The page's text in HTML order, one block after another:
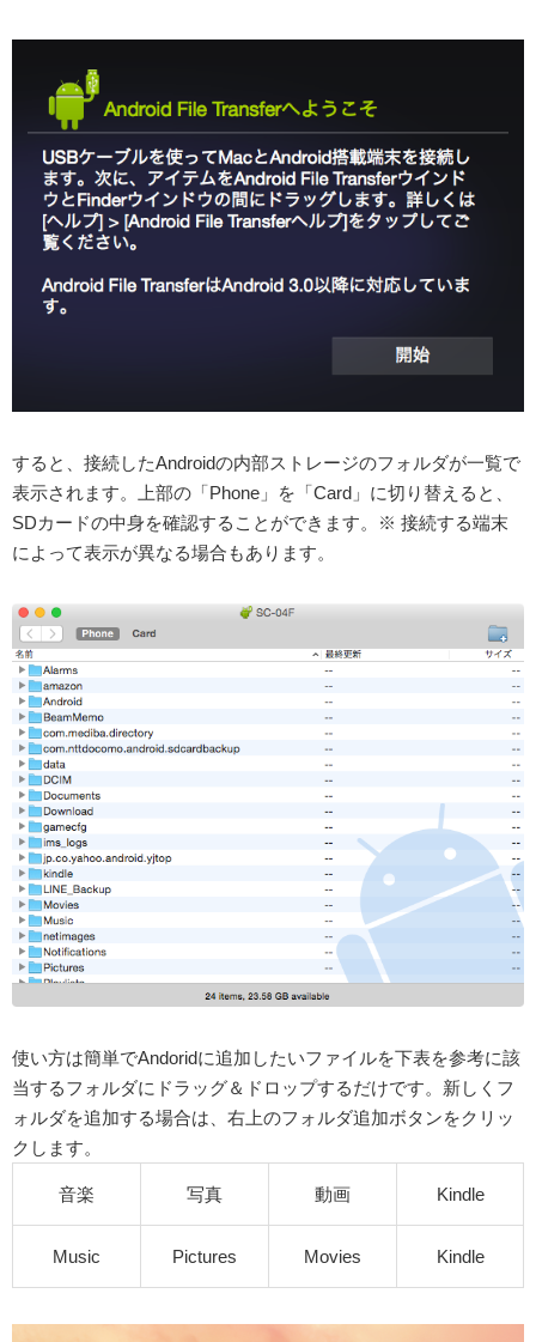
すると、接続したAndroidの内部ストレージのフォルダが一覧で
表示されます。上部の「Phone」を「Card」に切り替えると、
SDカードの中身を確認することができます。※ 接続する端末
によって表示が異なる場合もあります。
使い方は簡単でAndoridに追加したいファイルを下表を参考に該
当するフォルダにドラッグ＆ドロップするだけです。新しくフ
ォルダを追加する場合は、右上のフォルダ追加ボタンをクリッ
クします。
音楽 写真 動画 Kindle
Music Pictures Movies Kindle